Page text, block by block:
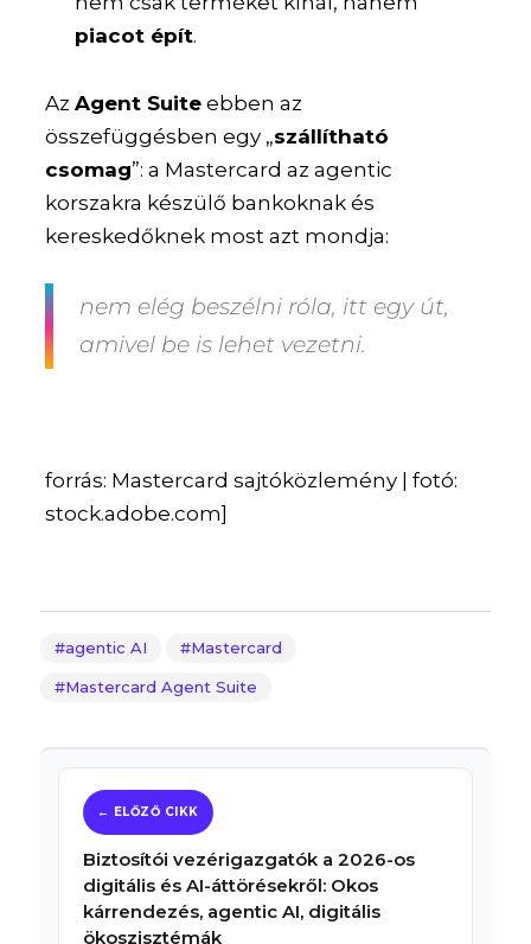
piacot épít.
AzAgent Suite ebben az
összefüggésben egy „szállítható
csomag”: a Mastercard az agentic
korszakra készülő bankoknak és
kereskedőknek most azt mondja:
nem elég beszélni róla, itt egy út,
amivel be is lehet vezetni.
forrás: Mastercard sajtóközlemény | fotó:
stock.adobe.com]
agentic AI Mastercard
Mastercard Agent Suite
Biztosítói vezérigazgatók a 2026-os
digitális és AI-áttörésekről: Okos
kárrendezés, agentic AI, digitális
ökoszisztémák